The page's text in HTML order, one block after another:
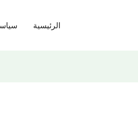
الرئيسية